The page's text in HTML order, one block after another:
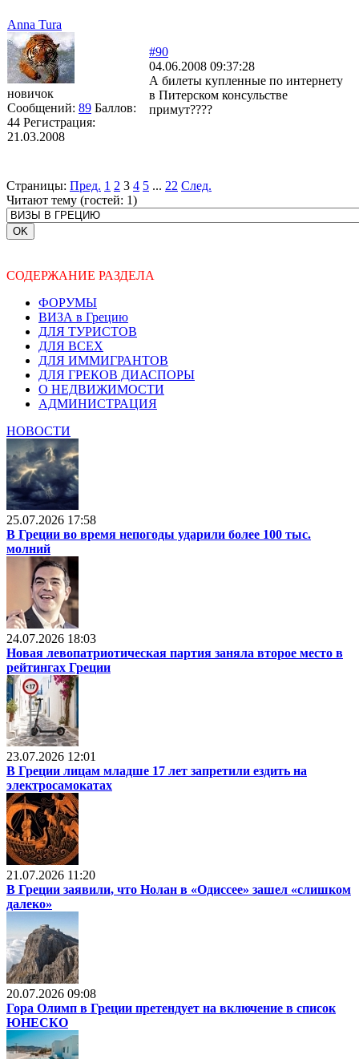
Anna Tura
новичок
Сообщений: 89 Баллов:
44 Регистрация:
21.03.2008
#90
04.06.2008 09:37:28
А билеты купленные по интернету
в Питерском консульстве
примут????
Страницы: Пред. 1 2 3 4 5 ... 22 След.
Читают тему (гостей: 1)
СОДЕРЖАНИЕ РАЗДЕЛА
ФОРУМЫ
ВИЗА в Грецию
ДЛЯ ТУРИСТОВ
ДЛЯ ВСЕХ
ДЛЯ ИММИГРАНТОВ
ДЛЯ ГРЕКОВ ДИАСПОРЫ
О НЕДВИЖИМОСТИ
АДМИНИСТРАЦИЯ
НОВОСТИ
25.07.2026 17:58
В Греции во время непогоды ударили более 100 тыс.
молний
24.07.2026 18:03
Новая левопатриотическая партия заняла второе место в
рейтингах Греции
23.07.2026 12:01
В Греции лицам младше 17 лет запретили ездить на
электросамокатах
21.07.2026 11:20
В Греции заявили, что Нолан в «Одиссее» зашел «слишком
далеко»
20.07.2026 09:08
Гора Олимп в Греции претендует на включение в список
ЮНЕСКО